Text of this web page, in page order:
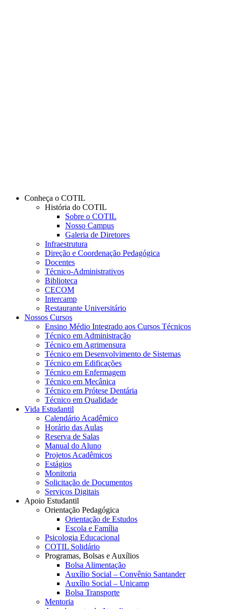
Conheça o COTIL
História do COTIL
Sobre o COTIL
Nosso Campus
Galeria de Diretores
Infraestrutura
Direção e Coordenação Pedagógica
Docentes
Técnico-Administrativos
Biblioteca
CECOM
Intercamp
Restaurante Universitário
Nossos Cursos
Ensino Médio Integrado aos Cursos Técnicos
Técnico em Administração
Técnico em Agrimensura
Técnico em Desenvolvimento de Sistemas
Técnico em Edificações
Técnico em Enfermagem
Técnico em Mecânica
Técnico em Prótese Dentária
Técnico em Qualidade
Vida Estudantil
Calendário Acadêmico
Horário das Aulas
Reserva de Salas
Manual do Aluno
Projetos Acadêmicos
Estágios
Monitoria
Solicitação de Documentos
Serviços Digitais
Apoio Estudantil
Orientação Pedagógica
Orientação de Estudos
Escola e Família
Psicologia Educacional
COTIL Solidário
Programas, Bolsas e Auxílios
Bolsa Alimentação
Auxílio Social – Convênio Santander
Auxílio Social – Unicamp
Bolsa Transporte
Mentoria